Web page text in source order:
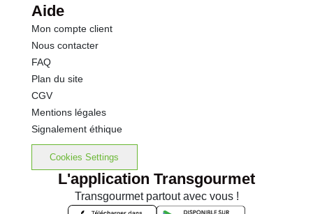
Aide
Mon compte client
Nous contacter
FAQ
Plan du site
CGV
Mentions légales
Signalement éthique
Cookies Settings
L'application Transgourmet
Transgourmet partout avec vous !